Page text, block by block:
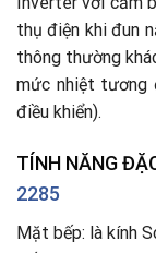
thụ điện khi đun
thông thường
mức nhiệt tương
điều khiển).
TÍNH NĂNG
2285
Mặt bếp: là kính